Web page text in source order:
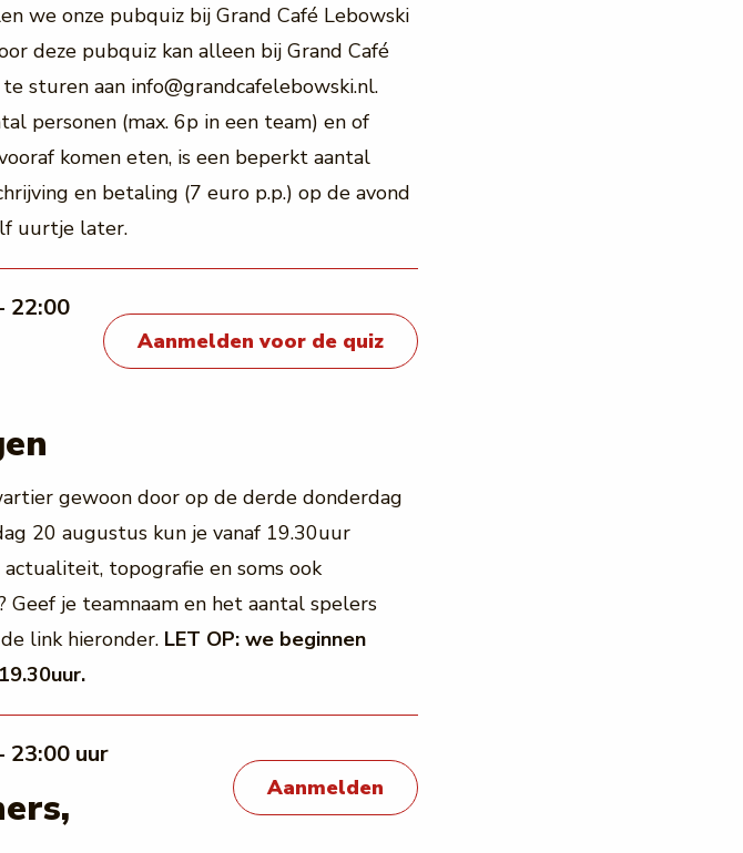
we onze pubquiz bij Grand Café Lebowski
deze pubquiz kan alleen bij Grand Café
sturen aan info@grandcafelebowski.nl.
personen (max. 6p in een team) en of
komen eten, is een beperkt aantal
en betaling (7 euro p.p.) op de avond
uurtje later.
Aanmelden voor de quiz
gewoon door op de derde donderdag
20 augustus kun je vanaf 19.30uur
topografie en soms ook
Geef je teamnaam en het aantal spelers
link hieronder. LET OP: we beginnen
Aanmelden
23:00 uur